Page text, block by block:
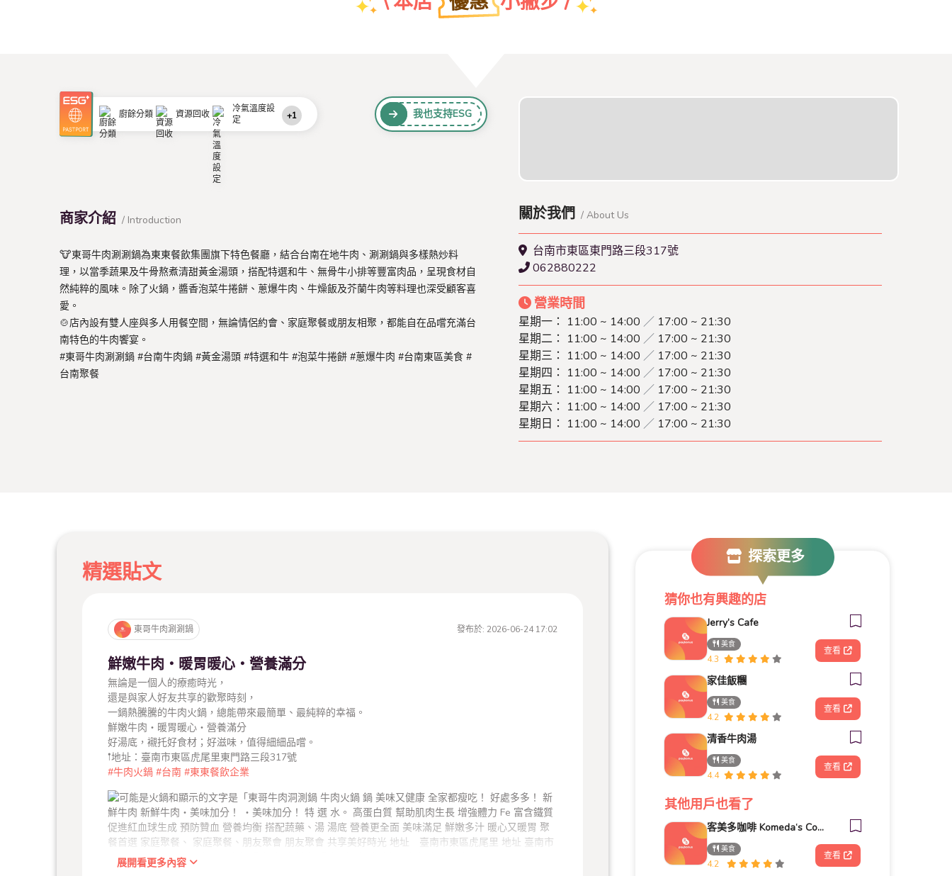
查看本店特約名單
廚餘分類 資源回收
冷氣溫度設
定
+1 我也支持ESG
商家介紹 / Introduction
🐮東哥牛肉涮涮鍋為東東餐飲集團旗下特色餐廳，結合台南在地牛肉、涮涮鍋與多樣熱炒料
理，以當季蔬果及牛骨熬煮清甜黃金湯頭，搭配特選和牛、無骨牛小排等豐富肉品，呈現食材自
然純粹的風味。除了火鍋，醬香泡菜牛捲餅、蔥爆牛肉、牛燥飯及芥蘭牛肉等料理也深受顧客喜
愛。
🍲店內設有雙人座與多人用餐空間，無論情侶約會、家庭聚餐或朋友相聚，都能自在品嚐充滿台
南特色的牛肉饗宴。
#東哥牛肉涮涮鍋 #台南牛肉鍋 #黃金湯頭 #特選和牛 #泡菜牛捲餅 #蔥爆牛肉 #台南東區美食 #
台南聚餐
關於我們 / About Us
台南市東區東門路三段317號
062880222
營業時間
星期一： 11:00 ~ 14:00 ／ 17:00 ~ 21:30
星期二： 11:00 ~ 14:00 ／ 17:00 ~ 21:30
星期三： 11:00 ~ 14:00 ／ 17:00 ~ 21:30
星期四： 11:00 ~ 14:00 ／ 17:00 ~ 21:30
星期五： 11:00 ~ 14:00 ／ 17:00 ~ 21:30
星期六： 11:00 ~ 14:00 ／ 17:00 ~ 21:30
星期日： 11:00 ~ 14:00 ／ 17:00 ~ 21:30
精選貼文
東哥牛肉涮涮鍋 發布於: 2026-06-24 17:02
鮮嫩牛肉・暖胃暖心・營養滿分
無論是一個人的療癒時光，
還是與家人好友共享的歡聚時刻，
一鍋熱騰騰的牛肉火鍋，總能帶來最簡單、最純粹的幸福。
鮮嫩牛肉・暖胃暖心・營養滿分
好湯底，襯托好食材；好滋味，值得細細品嚐。
𖡡地址：臺南市東區虎尾里東門路三段317號
#牛肉火鍋 #台南 #東東餐飲企業
展開看更多內容
探索更多
猜你也有興趣的店
Jerry’s Cafe
美食
4.3
查看
家佳飯糰
美食
4.2
查看
清香牛肉湯
美食
4.4
查看
其他用戶也看了
客美多咖啡 Komeda‘s Coffee - 台南小北店
美食
4.2
查看